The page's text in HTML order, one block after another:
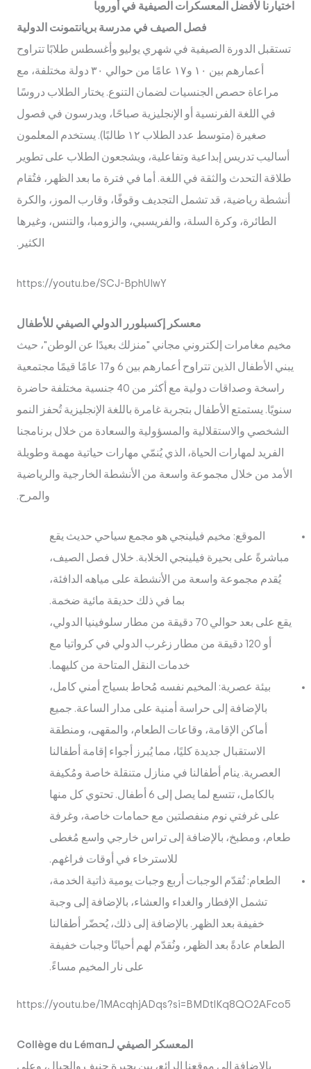
اختيارنا لأفضل المعسكرات الصيفية في أوروبا
فصل الصيف في مدرسة بريانتمونت الدولية
تستقبل الدورة الصيفية في شهري يوليو وأغسطس طلابًا تتراوح
أعمارهم بين ١٠ و١٧ عامًا من حوالي ٣٠ دولة مختلفة، مع
مراعاة حصص الجنسيات لضمان التنوع. يختار الطلاب دروسًا
في اللغة الفرنسية أو الإنجليزية صباحًا، ويدرسون في فصول
صغيرة (متوسط عدد الطلاب ١٢ طالبًا). يستخدم المعلمون
أساليب تدريس إبداعية وتفاعلية، ويشجعون الطلاب على تطوير
طلاقة التحدث والثقة في اللغة. أما في فترة ما بعد الظهر، فتُقام
أنشطة رياضية، قد تشمل التجديف وقوفًا، وقارب الموز، والكرة
الطائرة، وكرة السلة، والفريسبي، والزومبا، والتنس، وغيرها
الكثير.
https://youtu.be/SCJ-BphUIwY
معسكر إكسبلورر الدولي الصيفي للأطفال
مخيم مغامرات إلكتروني مجاني "منزلك بعيدًا عن الوطن"، حيث
يبني الأطفال الذين تتراوح أعمارهم بين 6 و17 عامًا قيمًا مجتمعية
راسخة وصداقات دولية مع أكثر من 40 جنسية مختلفة حاضرة
سنويًا. يستمتع الأطفال بتجربة غامرة باللغة الإنجليزية تُحفز النمو
الشخصي والاستقلالية والمسؤولية والسعادة من خلال برنامجنا
الفريد لمهارات الحياة، الذي يُنمّي مهارات حياتية مهمة وطويلة
الأمد من خلال مجموعة واسعة من الأنشطة الخارجية والرياضية
والمرح.
الموقع: مخيم فيلينجي هو مجمع سياحي حديث يقع
مباشرةً على بحيرة فيلينجي الخلابة. خلال فصل الصيف،
يُقدم مجموعة واسعة من الأنشطة على مياهه الدافئة،
بما في ذلك حديقة مائية ضخمة.
يقع على بعد حوالي 70 دقيقة من مطار سلوفينيا الدولي،
أو 120 دقيقة من مطار زغرب الدولي في كرواتيا مع
خدمات النقل المتاحة من كليهما.
بيئة عصرية: المخيم نفسه مُحاط بسياج أمني كامل،
بالإضافة إلى حراسة أمنية على مدار الساعة. جميع
أماكن الإقامة، وقاعات الطعام، والمقهى، ومنطقة
الاستقبال جديدة كليًا، مما يُبرز أجواء إقامة أطفالنا
العصرية. ينام أطفالنا في منازل متنقلة خاصة ومُكيفة
بالكامل، تتسع لما يصل إلى 6 أطفال. تحتوي كل منها
على غرفتي نوم منفصلتين مع حمامات خاصة، وغرفة
طعام، ومطبخ، بالإضافة إلى تراس خارجي واسع مُغطى
للاسترخاء في أوقات فراغهم.
الطعام: تُقدّم الوجبات أربع وجبات يومية ذاتية الخدمة،
تشمل الإفطار والغداء والعشاء، بالإضافة إلى وجبة
خفيفة بعد الظهر. بالإضافة إلى ذلك، يُحضّر أطفالنا
الطعام عادةً بعد الظهر، ونُقدّم لهم أحيانًا وجبات خفيفة
على نار المخيم مساءً.
https://youtu.be/1MAcqhjADqs?si=BMDtlKq8QO2AFco5
المعسكر الصيفي لـCollège du Léman
بالإضافة إلى موقعنا الرائع، بين بحيرة جنيف والجبال، وعلى